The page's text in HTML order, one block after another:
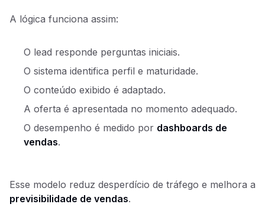
A lógica funciona assim:
O lead responde perguntas iniciais.
O sistema identifica perfil e maturidade.
O conteúdo exibido é adaptado.
A oferta é apresentada no momento adequado.
O desempenho é medido por dashboards de
vendas.
Esse modelo reduz desperdício de tráfego e melhora a
previsibilidade de vendas.